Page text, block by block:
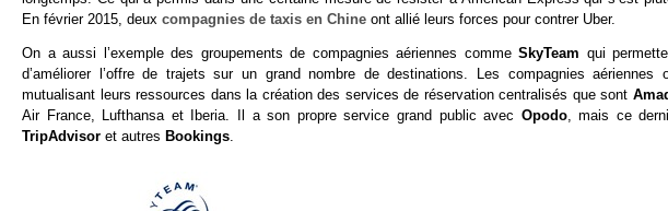
En février 2015, deux compagnies de taxis en Chine ont allié leurs forces pour contrer Uber.
On a aussi l’exemple des groupements de compagnies aériennes commeSkyTeam qui
d’améliorer l’offre de trajets sur un grand nombre de destinations. Les compagnies
mutualisant leurs ressources dans la création des services de réservation centralisés que sont
Air France, Lufthansa et Iberia. Il a son propre service grand public avec Opodo, mais ce
TripAdvisor et autres Bookings.